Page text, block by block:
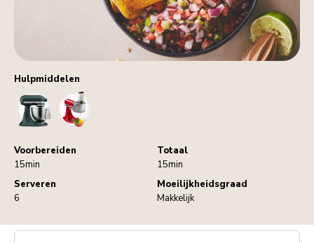
Hulpmiddelen
StandMixerFoodProcessorAttachment
Voorbereiden
15min
Totaal
15min
Serveren
6
Moeilijkheidsgraad
Makkelijk